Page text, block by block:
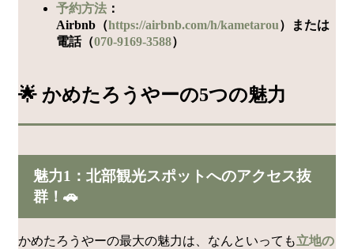
予約方法 ：
Airbnb（https://airbnb.com/h/kametarou）または
電話（070-9169-3588）
🌟 かめたろうやーの5つの魅力
魅力1：北部観光スポットへのアクセス抜
群！🚗
かめたろうやーの最大の魅力は、なんといっても立地の